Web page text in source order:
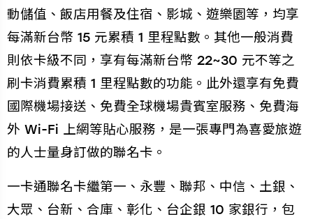
動儲值、飯店用餐及住宿、影城、遊樂園等，均享
每滿新台幣 15 元累積 1 里程點數。其他一般消費
則依卡級不同，享有每滿新台幣 22~30 元不等之
刷卡消費累積 1 里程點數的功能。此外還享有免費
國際機場接送、免費全球機場貴賓室服務、免費海
外 Wi-Fi 上網等貼心服務，是一張專門為喜愛旅遊
的人士量身訂做的聯名卡。
一卡通聯名卡繼第一、永豐、聯邦、中信、土銀、
大眾、台新、合庫、彰化、台企銀 10 家銀行，包